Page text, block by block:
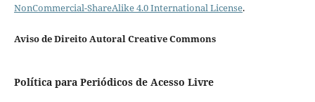
NonCommercial-ShareAlike 4.0 International License.
Aviso de Direito Autoral Creative Commons
Política para Periódicos de Acesso Livre